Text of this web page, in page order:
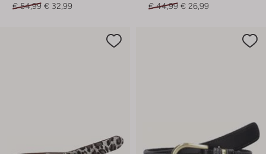
€ 54,99 € 32,99
€ 44,99 € 26,99